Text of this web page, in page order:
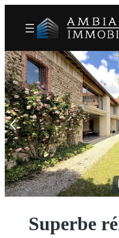
contenu
Superbe